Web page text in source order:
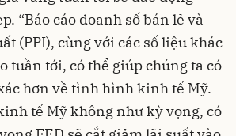
“Báo cáo doanh số bán lẻ và
(PPI), cùng với các số liệu khác
tuần tới, có thể giúp chúng ta có
hơn về tình hình kinh tế Mỹ.
tế Mỹ không như kỳ vọng, có